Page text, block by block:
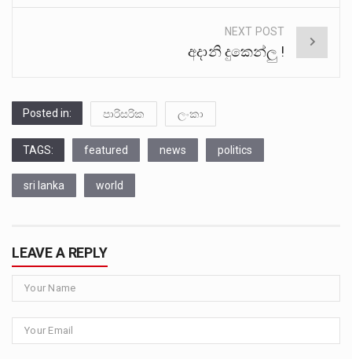
NEXT POST
අදානි දුකෙන්ලු !
Posted in: පාරිසරික ලංකා
TAGS: featured news politics
sri lanka world
LEAVE A REPLY